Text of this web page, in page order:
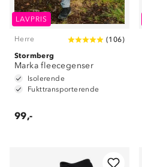
LAVPRIS
Herre (106)
Stormberg
Marka fleecegenser
Isolerende
Fukttransporterende
99,-